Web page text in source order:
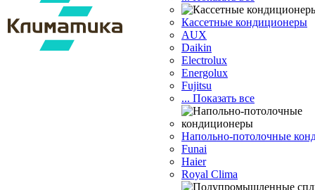
Кассетные кондиционеры
AUX
Daikin
Electrolux
Energolux
Fujitsu
... Показать все
Напольно-потолочные
Funai
Haier
Royal Clima